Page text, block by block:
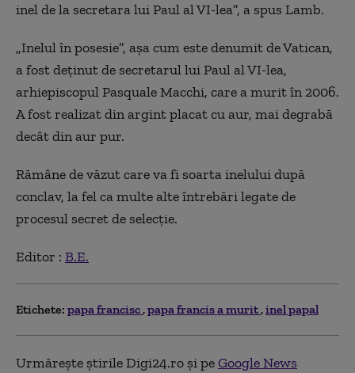
inel de la secretara lui Paul al VI-lea”, a spus Lamb.
„Inelul în posesie”, așa cum este denumit de Vatican,
a fost deținut de secretarul lui Paul al VI-lea,
arhiepiscopul Pasquale Macchi, care a murit în 2006.
A fost realizat din argint placat cu aur, mai degrabă
decât din aur pur.
Rămâne de văzut care va fi soarta inelului după
conclav, la fel ca multe alte întrebări legate de
procesul secret de selecție.
Editor : B.E.
Etichete: papa francisc papa francis a murit inel papal
Urmărește știrile Digi24.ro și peGoogle News